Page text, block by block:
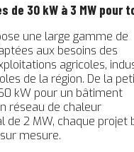
de 30 kW à 3 MW pour
une large gamme de
aux besoins des
agricoles,
de la région. De la
kW pour un bâtiment
réseau de chaleur
de 2 MW, chaque projet
mesure.